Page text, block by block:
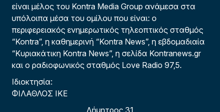
είναι μέλος του Kontra Media Group ανάμεσα στα
υπόλοιπα μέσα του ομίλου που είναι: ο
περιφερειακός ενημερωτικός τηλεοπτικός σταθμός
“Kontra”, η καθημερινή “Kontra News”, η εβδομαδιαία
“Κυριακάτικη Kontra News”, η σελίδα Kontranews.gr
και ο ραδιοφωνικός σταθμός Love Radio 97,5.
Ιδιοκτησία:
ΦΙΛΑΘΛΟΣ ΙΚΕ
Δήμητρος 31